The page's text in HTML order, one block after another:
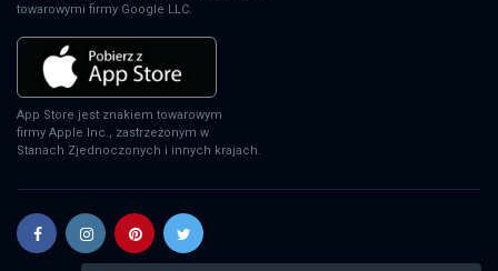
towarowymi firmy Google LLC.
App Store jest znakiem towarowym
firmy Apple Inc., zastrzeżonym w
Stanach Zjednoczonych i innych krajach.